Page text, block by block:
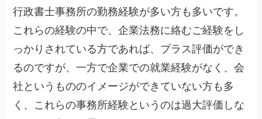
行政書士事務所の勤務経験が多い方も多いです。
これらの経験の中で、企業法務に絡むご経験をし
っかりされている方であれば、プラス評価ができ
るのですが、一方で企業での就業経験がなく、会
社というもののイメージができていない方も多
く、これらの事務所経験というのは過大評価しな